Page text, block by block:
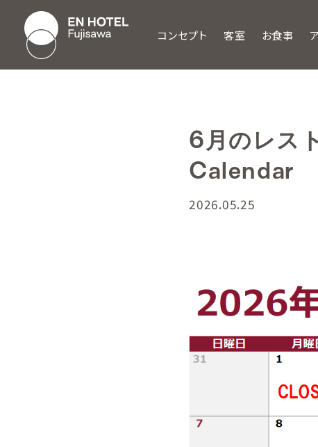
コンセプト 客室 お食事
6月のレス
Calendar
2026.05.25